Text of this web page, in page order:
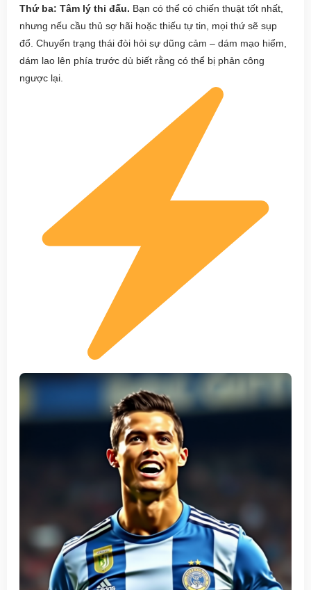
Thứ ba: Tâm lý thi đấu. Bạn có thể có chiến thuật tốt nhất,
nhưng nếu cầu thủ sợ hãi hoặc thiếu tự tin, mọi thứ sẽ sụp
đổ. Chuyển trạng thái đòi hỏi sự dũng cảm – dám mạo hiểm,
dám lao lên phía trước dù biết rằng có thể bị phản công
ngược lại.